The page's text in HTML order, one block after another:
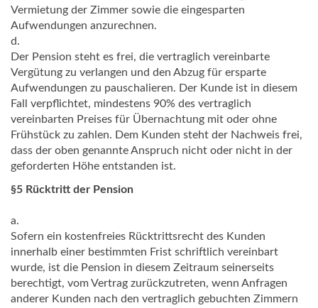
Vermietung der Zimmer sowie die eingesparten
Aufwendungen anzurechnen.
d.
Der Pension steht es frei, die vertraglich vereinbarte
Vergütung zu verlangen und den Abzug für ersparte
Aufwendungen zu pauschalieren. Der Kunde ist in diesem
Fall verpflichtet, mindestens 90% des vertraglich
vereinbarten Preises für Übernachtung mit oder ohne
Frühstück zu zahlen. Dem Kunden steht der Nachweis frei,
dass der oben genannte Anspruch nicht oder nicht in der
geforderten Höhe entstanden ist.
§5 Rücktritt der Pension
a.
Sofern ein kostenfreies Rücktrittsrecht des Kunden
innerhalb einer bestimmten Frist schriftlich vereinbart
wurde, ist die Pension in diesem Zeitraum seinerseits
berechtigt, vom Vertrag zurückzutreten, wenn Anfragen
anderer Kunden nach den vertraglich gebuchten Zimmern